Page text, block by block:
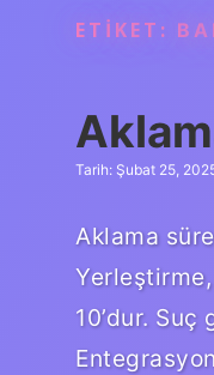
ETIKET:
Tarih: Şubat 25,
Aklama
Yerleştirme,
10’dur.